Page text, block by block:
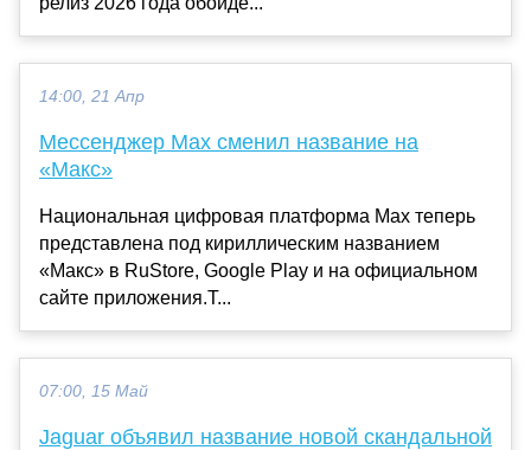
14:00, 21 Апр
Мессенджер Max сменил название на
«Макс»
Национальная цифровая платформа Max теперь
представлена под кириллическим названием
«Макс» в RuStore, Google Play и на официальном
сайте приложения.Т...
07:00, 15 Май
Jaguar объявил название новой скандальной